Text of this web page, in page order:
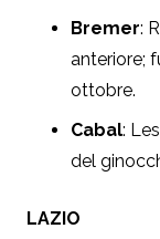
Bremer:
anteriore;
ottobre.
Cabal:
del
LAZIO